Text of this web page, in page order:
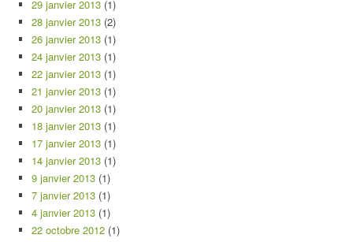
29 janvier 2013 (1)
28 janvier 2013 (2)
26 janvier 2013 (1)
24 janvier 2013 (1)
22 janvier 2013 (1)
21 janvier 2013 (1)
20 janvier 2013 (1)
18 janvier 2013 (1)
17 janvier 2013 (1)
14 janvier 2013 (1)
9 janvier 2013 (1)
7 janvier 2013 (1)
4 janvier 2013 (1)
22 octobre 2012 (1)